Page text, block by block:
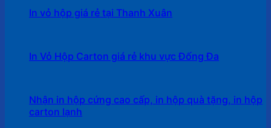
In vỏ hộp giá rẻ tại Thanh Xuân
In Vỏ Hộp Carton giá rẻ khu vực Đống Đa
Nhận in hộp cứng cao cấp, in hộp quà tặng, in hộp
carton lạnh